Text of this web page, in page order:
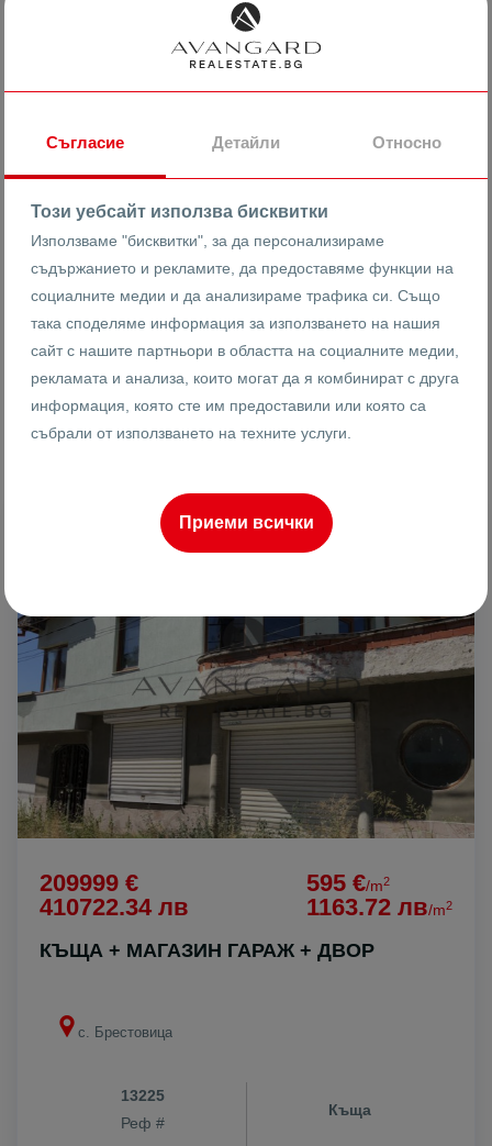
Имоти
Свързани имоти
209999 €
410722.34 лв
595 €/m2
1163.72 лв/m2
КЪЩА + МАГАЗИН ГАРАЖ + ДВОР
с. Брестовица
13225
Реф #
Къща
Съгласие Детайли Относно
Този уебсайт използва бисквитки
Използваме "бисквитки", за да персонализираме
съдържанието и рекламите, да предоставяме функции на
социалните медии и да анализираме трафика си. Също
така споделяме информация за използването на нашия
сайт с нашите партньори в областта на социалните медии,
рекламата и анализа, които могат да я комбинират с друга
информация, която сте им предоставили или която са
събрали от използването на техните услуги.
Приеми всички